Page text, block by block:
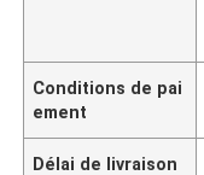
Conditions de pai
ement
Délai de livraison